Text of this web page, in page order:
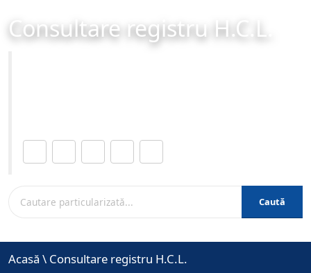
Consultare registru H.C.L.
Caută
Acasă \ Consultare registru H.C.L.